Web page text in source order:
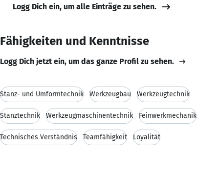
Logg Dich ein, um alle Einträge zu sehen.
Fähigkeiten und Kenntnisse
Logg Dich jetzt ein, um das ganze Profil zu sehen.
Stanz- und Umformtechnik Werkzeugbau Werkzeugtechnik
Stanztechnik Werkzeugmaschinentechnik Feinwerkmechanik
Technisches Verständnis Teamfähigkeit Loyalität